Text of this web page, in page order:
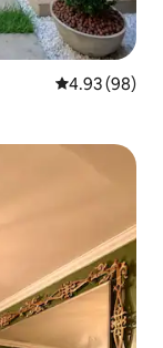
औसत रेटिंग 5 में
4.93 (98)